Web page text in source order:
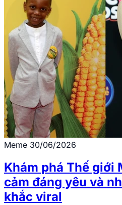
Meme 30/06/2026
Khám phá Thế giới
cảm đáng yêu và
khắc viral